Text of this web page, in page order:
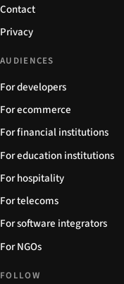
Contact
Privacy
AUDIENCES
For developers
For ecommerce
For financial institutions
For education institutions
For hospitality
For telecoms
For software integrators
For NGOs
FOLLOW